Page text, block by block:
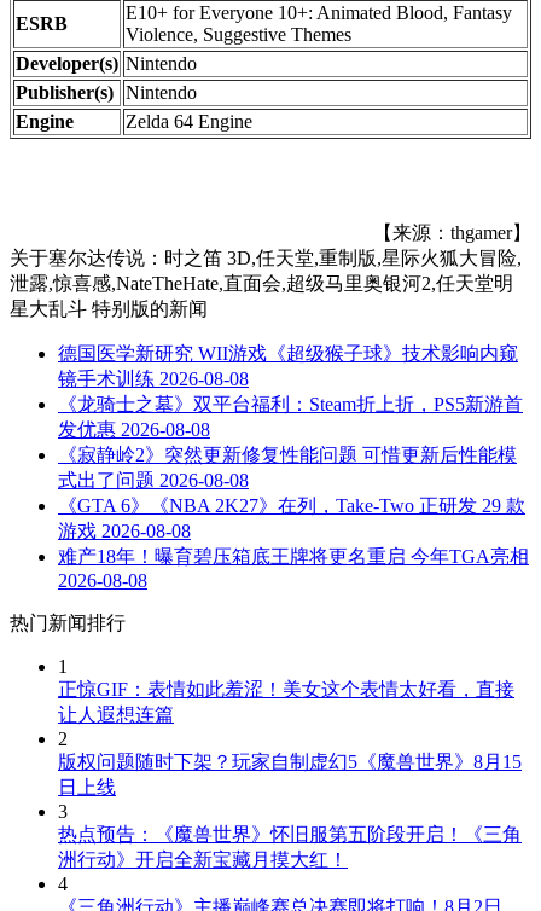
ESRB
E10+ for Everyone 10+: Animated Blood, Fantasy
Violence, Suggestive Themes
Developer(s) Nintendo
Publisher(s) Nintendo
Engine
Zelda 64 Engine
【来源：thgamer】
关于塞尔达传说：时之笛 3D,任天堂,重制版,星际火狐大冒险,
泄露,惊喜感,NateTheHate,直面会,超级马里奥银河2,任天堂明
星大乱斗 特别版的新闻
德国医学新研究 WII游戏《超级猴子球》技术影响内窥
镜手术训练 2026-08-08
《龙骑士之墓》双平台福利：Steam折上折，PS5新游首
发优惠 2026-08-08
《寂静岭2》突然更新修复性能问题 可惜更新后性能模
式出了问题 2026-08-08
《GTA 6》《NBA 2K27》在列，Take-Two 正研发 29 款
游戏 2026-08-08
难产18年！曝育碧压箱底王牌将更名重启 今年TGA亮相
2026-08-08
热门新闻排行
1
正惊GIF：表情如此羞涩！美女这个表情太好看，直接
让人遐想连篇
2
版权问题随时下架？玩家自制虚幻5《魔兽世界》8月15
日上线
3
热点预告：《魔兽世界》怀旧服第五阶段开启！《三角
洲行动》开启全新宝藏月摸大红！
4
《三角洲行动》主播巅峰赛总决赛即将打响！8月2日，